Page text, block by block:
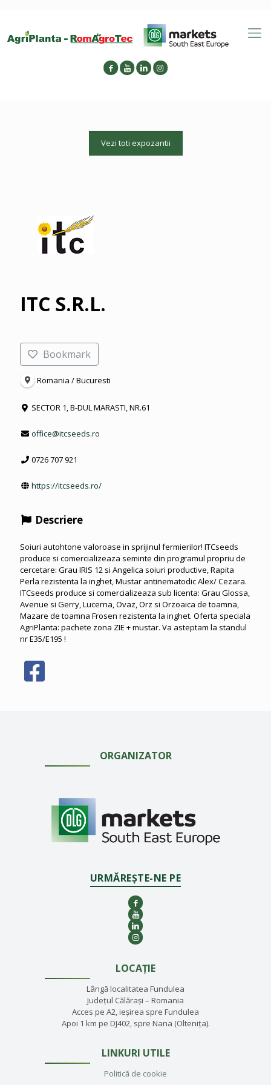
Vezi toti expozantii
ITC S.R.L.
Bookmark
Romania / Bucuresti
SECTOR 1, B-DUL MARASTI, NR.61
office@itcseeds.ro
0726 707 921
https://itcseeds.ro/
Descriere
Soiuri autohtone valoroase in sprijinul fermierilor! ITCseeds
produce si comercializeaza seminte din programul propriu de
cercetare: Grau IRIS 12 si Angelica soiuri productive, Rapita
Perla rezistenta la inghet, Mustar antinematodic Alex/ Cezara.
ITCseeds produce si comercializeaza sub licenta: Grau Glossa,
Avenue si Gerry, Lucerna, Ovaz, Orz si Orzoaica de toamna,
Mazare de toamna Frosen rezistenta la inghet. Oferta speciala
AgriPlanta: pachete zona ZIE + mustar. Va asteptam la standul
nr E35/E195 !
ORGANIZATOR
URMĂREȘTE-NE PE
LOCAȚIE
Lângă localitatea Fundulea
Județul Călărași – Romania
Acces pe A2, ieșirea spre Fundulea
Apoi 1 km pe DJ402, spre Nana (Oltenița).
LINKURI UTILE
Politică de cookie